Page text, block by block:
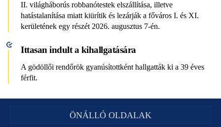
II. világháborús robbanótestek elszállítása, illetve
hatástalanítása miatt kiürítik és lezárják a főváros I. és XI.
kerületének egy részét 2026. augusztus 7-én.
Ittasan indult a kihallgatására
A gödöllői rendőrök gyanúsítottként hallgatták ki a 39 éves
férfit.
ÖNÁLLÓ OLDALAK